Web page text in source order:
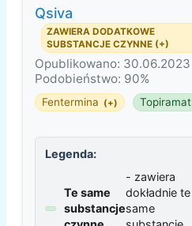
Qsiva
ZAWIERA DODATKOWE
SUBSTANCJE CZYNNE (+)
Opublikowano: 30.06.2023 |
Podobieństwo: 90%
Fentermina (+) Topiramat
Legenda:
Te same
substancje
- zawiera
dokładnie te
same